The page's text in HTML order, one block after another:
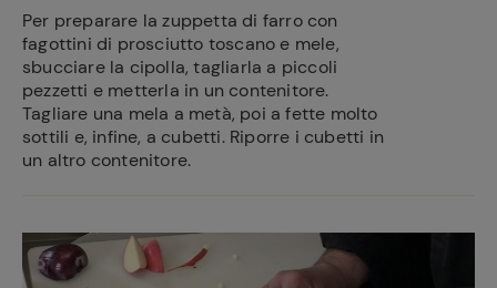
Per preparare la zuppetta di farro con
fagottini di prosciutto toscano e mele,
sbucciare la cipolla, tagliarla a piccoli
pezzetti e metterla in un contenitore.
Tagliare una mela a metà, poi a fette molto
sottili e, infine, a cubetti. Riporre i cubetti in
un altro contenitore.